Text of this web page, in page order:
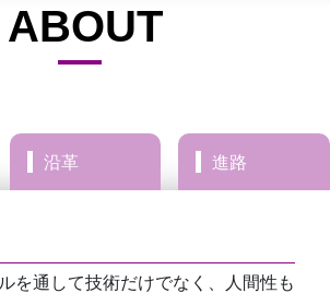
概要
ABOUT
沿革 進路
を通して技術だけでなく、人間性も